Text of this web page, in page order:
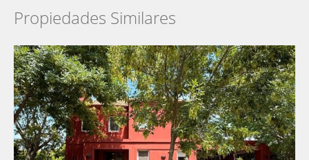
Propiedades Similares